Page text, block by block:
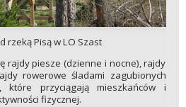
rzeką Pisą w LO Szast
rajdy piesze (dzienne i nocne), rajdy
rowerowe śladami zagubionych
które przyciągają mieszkańców i
fizycznej.